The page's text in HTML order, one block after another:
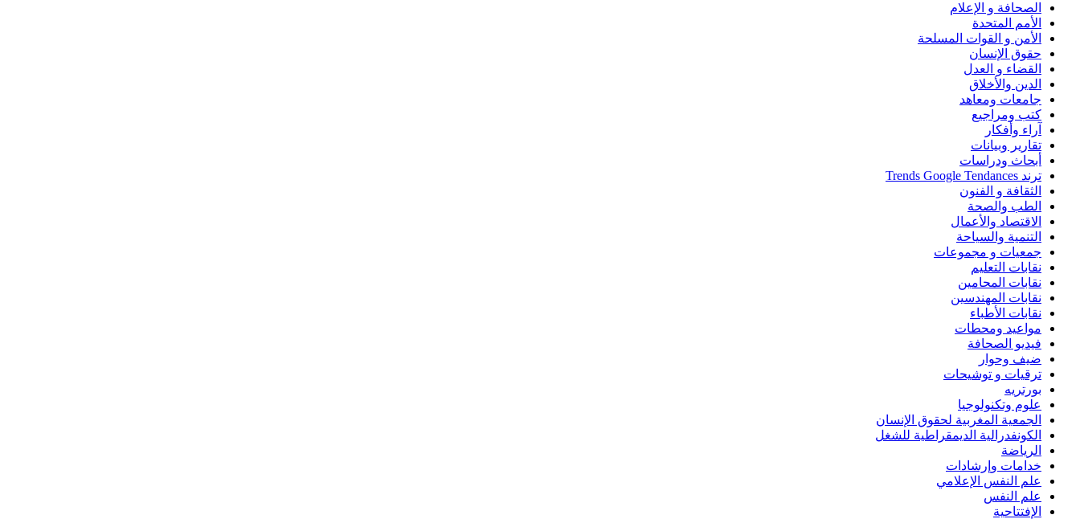
الصحافة و الإعلام
الأمم المتحدة
الأمن و القوات المسلحة
حقوق الإنسان
القضاء و العدل
الدين والأخلاق
جامعات ومعاهد
كتب ومراجيع
آراء وأفكار
تقارير وبيانات
أبحاث ودراسات
ترند Trends Google Tendances
الثقافة و الفنون
الطب والصحة
الاقتصاد والأعمال
التنمية والسياحة
جمعيات و مجموعات
نقابات التعليم
نقابات المحامين
نقابات المهندسين
نقابات الأطباء
مواعيد ومحطات
فيديو الصحافة
ضيف وحوار
ترقيات و توشيحات
بورتريه
علوم وتكنولوجيا
الجمعية المغربية لحقوق الإنسان
الكونفدرالية الديمقراطية للشغل
الرياضة
خدامات وإرشادات
علم النفس الإعلامي
علم النفس
الإفتتاحية